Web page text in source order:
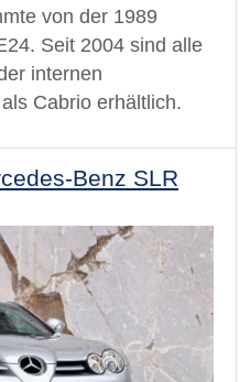
von der 1989
Seit 2004 sind alle
internen
Cabrio erhältlich.
Benz SLR